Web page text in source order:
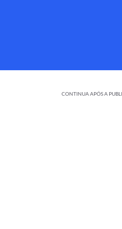
CONTINUA APÓS A